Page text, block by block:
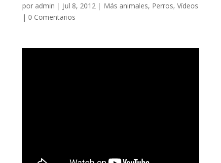
por admin | Jul 8, 2012| Más animales, Perros, Vídeos
| 0 Comentarios